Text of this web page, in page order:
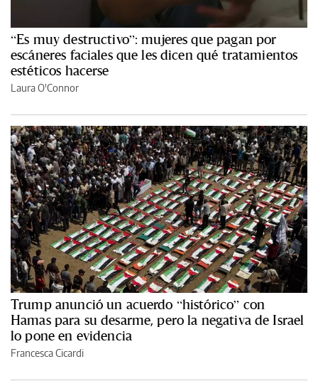
“Es muy destructivo”: mujeres que pagan por
escáneres faciales que les dicen qué tratamientos
estéticos hacerse
Laura O'Connor
Trump anunció un acuerdo “histórico” con
Hamas para su desarme, pero la negativa de Israel
lo pone en evidencia
Francesca Cicardi